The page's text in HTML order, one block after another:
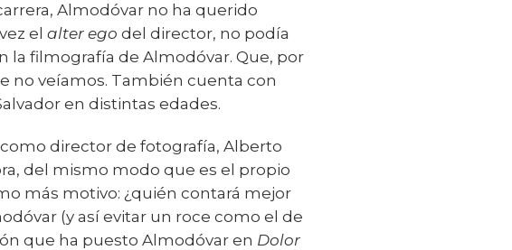
Almodóvar no ha querido
el alter ego del director, no podía
la filmografía de Almodóvar. Que, por
no veíamos. También cuenta con
en distintas edades.
director de fotografía, Alberto
del mismo modo que es el propio
más motivo: ¿quién contará mejor
(y así evitar un roce como el de
que ha puesto Almodóvar en Dolor